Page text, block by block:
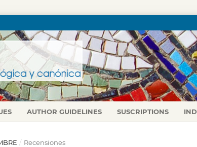
AUTHOR GUIDELINES SUSCRIPTIONS
/ Recensiones